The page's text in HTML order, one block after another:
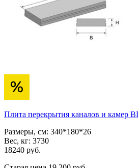
Плита перекрытия каналов и камер
Размеры, см: 340*180*26
Вес, кг: 3730
18240 pуб.